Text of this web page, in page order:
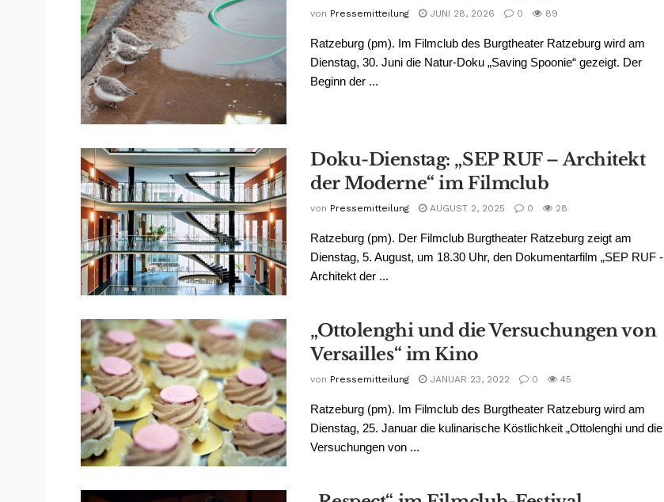
von Pressemitteilung JUNI 28, 2026 0 89
Ratzeburg (pm). Im Filmclub des Burgtheater Ratzeburg wird am
Dienstag, 30. Juni die Natur-Doku „Saving Spoonie“ gezeigt. Der
Beginn der ...
Doku-Dienstag: „SEP RUF – Architekt
der Moderne“ im Filmclub
von Pressemitteilung AUGUST 2, 2025 0 28
Ratzeburg (pm). Der Filmclub Burgtheater Ratzeburg zeigt am
Dienstag, 5. August, um 18.30 Uhr, den Dokumentarfilm „SEP RUF -
Architekt der ...
„Ottolenghi und die Versuchungen von
Versailles“ im Kino
von Pressemitteilung JANUAR 23, 2022 0 45
Ratzeburg (pm). Im Filmclub des Burgtheater Ratzeburg wird am
Dienstag, 25. Januar die kulinarische Köstlichkeit „Ottolenghi und die
Versuchungen von ...